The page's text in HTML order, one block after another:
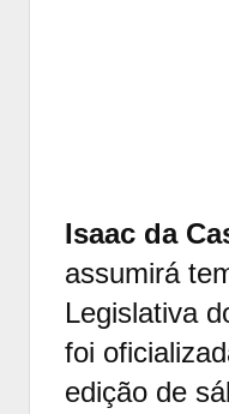
Isaac da
assumirá
Legislativa
foi
edição de